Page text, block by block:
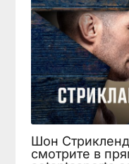
Шон
смотрите в